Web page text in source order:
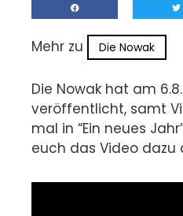
Mehr zu Die Nowak
Die Nowak hat am
veröffentlicht, samt
mal in “Ein neues
euch das Video dazu